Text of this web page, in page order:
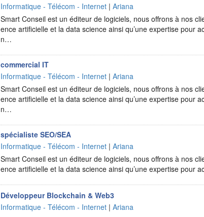
Informatique - Télécom - Internet |Ariana
Smart Conseil est un éditeur de logiciels, nous offrons à nos
ence artificielle et la data science ainsi qu’une expertise pour
n…
commercial IT
Informatique - Télécom - Internet |Ariana
Smart Conseil est un éditeur de logiciels, nous offrons à nos
ence artificielle et la data science ainsi qu’une expertise pour
n…
spécialiste SEO/SEA
Informatique - Télécom - Internet |Ariana
Smart Conseil est un éditeur de logiciels, nous offrons à nos
ence artificielle et la data science ainsi qu’une expertise pour
Développeur Blockchain & Web3
Informatique - Télécom - Internet |Ariana